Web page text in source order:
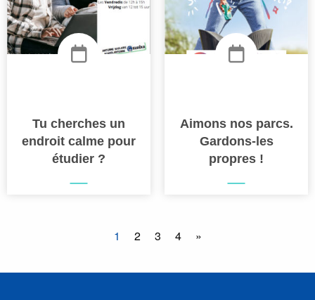
Tu cherches un
endroit calme pour
étudier ?
Aimons nos parcs.
Gardons-les
propres !
1 2 3 4 »